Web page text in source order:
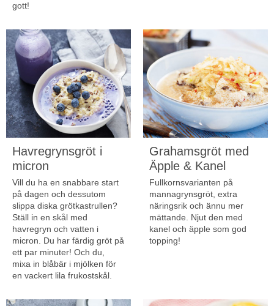
gott!
Havregrynsgröt i
micron
Vill du ha en snabbare start
på dagen och dessutom
slippa diska grötkastrullen?
Ställ in en skål med
havregryn och vatten i
micron. Du har färdig gröt på
ett par minuter! Och du,
mixa in blåbär i mjölken för
en vackert lila frukostskål.
Grahamsgröt med
Äpple & Kanel
Fullkornsvarianten på
mannagrynsgröt, extra
näringsrik och ännu mer
mättande. Njut den med
kanel och äpple som god
topping!